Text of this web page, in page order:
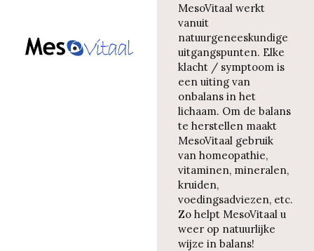
MesoVitaal werkt
vanuit
natuurgeneeskundige
uitgangspunten. Elke
klacht / symptoom is
een uiting van
onbalans in het
lichaam. Om de balans
te herstellen maakt
MesoVitaal gebruik
van homeopathie,
vitaminen, mineralen,
kruiden,
voedingsadviezen, etc.
Zo helpt MesoVitaal u
weer op natuurlijke
wijze in balans!